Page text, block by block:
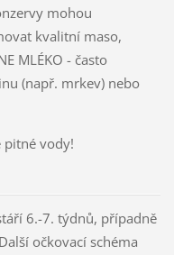
mohou
kvalitní maso,
MLÉKO - často
(např. mrkev) nebo
pitné vody!
6.-7. týdnů, případně
očkovací schéma